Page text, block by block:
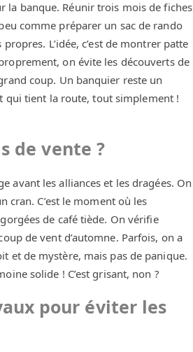
la banque. Réunir trois mois de fiches
comme préparer un sac de rando
L’idée, c’est de montrer patte
on évite les découverts de
coup. Un banquier reste un
qui tient la route, tout simplement !
de vente ?
avant les alliances et les dragées. On
cran. C’est le moment où les
de café tiède. On vérifie
de vent d’automne. Parfois, on a
et de mystère, mais pas de panique.
solide ! C’est grisant, non ?
pour éviter les